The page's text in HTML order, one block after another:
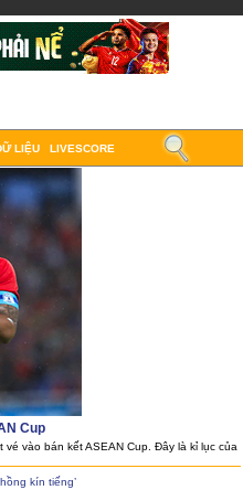
LIỆU LIVESCORE
Cup
vào bán kết ASEAN Cup. Đây là kỉ lục của
kín tiếng’